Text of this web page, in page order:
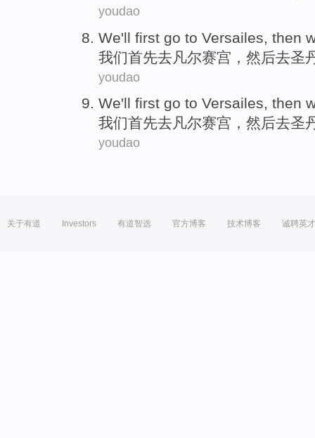
youdao
We'll first go to Versailes then
我们首先去 凡尔赛宫 ， 然后去圣
youdao
We'll first go to Versailes, then
我们首先去 凡尔赛宫 ， 然后去圣
youdao
关于有道 Investors 有道智选 官方博客 技术博客 诚聘英才